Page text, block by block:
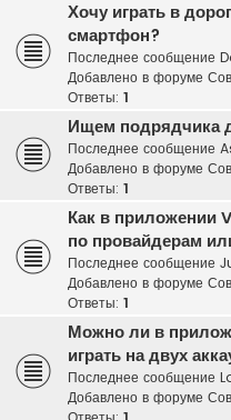
Хочу играть в
смартфон?
Последнее сообщение
Добавлено в форуме
Ответы: 1
Ищем подрядчика
Последнее сообщение
Добавлено в форуме
Ответы: 1
Как в приложении
по провайдерам
Последнее сообщение
Добавлено в форуме
Ответы: 1
Можно ли в
играть на двух
Последнее сообщение
Добавлено в форуме